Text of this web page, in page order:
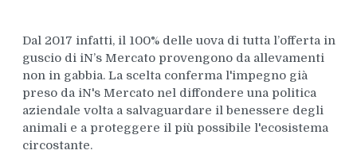
Dal 2017 infatti, il 100% delle uova di tutta l’offerta in
guscio di iN’s Mercato provengono da allevamenti
non in gabbia. La scelta conferma l'impegno già
preso da iN's Mercato nel diffondere una politica
aziendale volta a salvaguardare il benessere degli
animali e a proteggere il più possibile l'ecosistema
circostante.